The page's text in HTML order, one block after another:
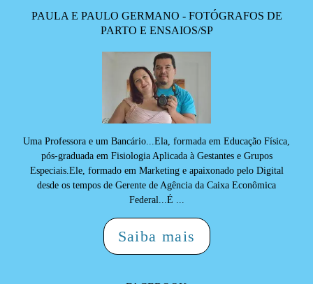
PAULA E PAULO GERMANO - FOTÓGRAFOS DE
PARTO E ENSAIOS/SP
Uma Professora e um Bancário...Ela, formada em Educação Física,
pós-graduada em Fisiologia Aplicada à Gestantes e Grupos
Especiais.Ele, formado em Marketing e apaixonado pelo Digital
desde os tempos de Gerente de Agência da Caixa Econômica
Federal...É ...
Saiba mais